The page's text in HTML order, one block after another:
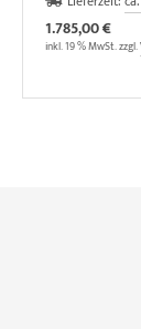
1.785,00 €
inkl. 19 % MwSt. zzgl.